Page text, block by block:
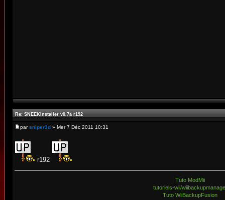
Re: SNEEKInstaller v0.7a r192
parsniper3d » Mer 7 Déc 2011 10:31
r192
Tuto ModMii
tutoriels-wii/
Tuto WiiBackupFusion